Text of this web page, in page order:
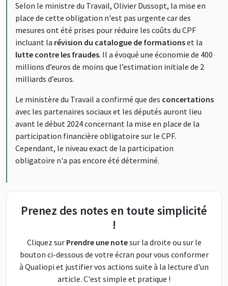
Selon le ministre du Travail, Olivier Dussopt, la mise en
place de cette obligation n'est pas urgente car des
mesures ont été prises pour réduire les coûts du CPF
incluant la révision du catalogue de formationset la
lutte contre les fraudes. Il a évoqué une économie de 400
millions d’euros de moins que l’estimation initiale de 2
milliards d’euros.
Le ministère du Travail a confirmé que des concertations
avec les partenaires sociaux et les députés auront lieu
avant le début 2024 concernant la mise en place de la
participation financière obligatoire sur le CPF.
Cependant, le niveau exact de la participation
obligatoire n'a pas encore été déterminé.
Prenez des notes en toute simplicité
!
Cliquez sur Prendre une notesur la droite ou sur le
bouton ci-dessous de votre écran pour vous conformer
à Qualiopi et justifier vos actions suite à la lecture d'un
article. C'est simple et pratique !